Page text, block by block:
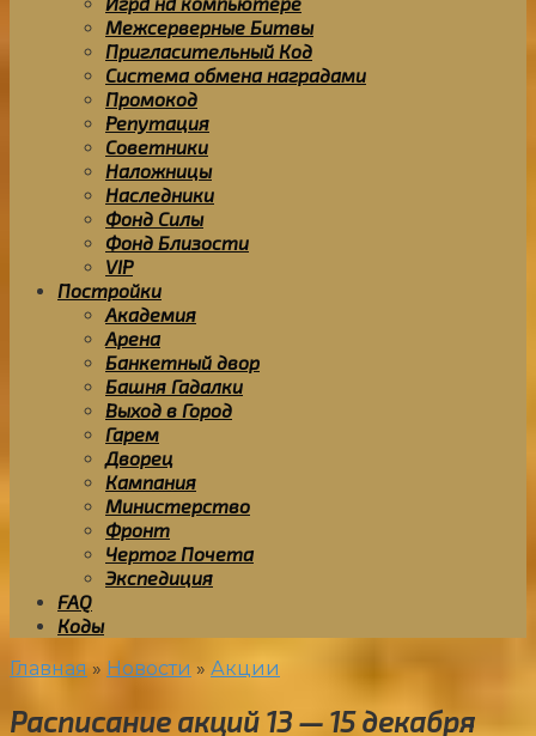
Межсерверные Битвы
Пригласительный Код
Система обмена наградами
Промокод
Репутация
Советники
Наложницы
Наследники
Фонд Силы
Фонд Близости
VIP
Постройки
Академия
Арена
Банкетный двор
Башня Гадалки
Выход в Город
Гарем
Дворец
Кампания
Министерство
Фронт
Чертог Почета
Экспедиция
FAQ
Коды
Главная » Новости » Акции
Расписание акций 13 — 15 декабря